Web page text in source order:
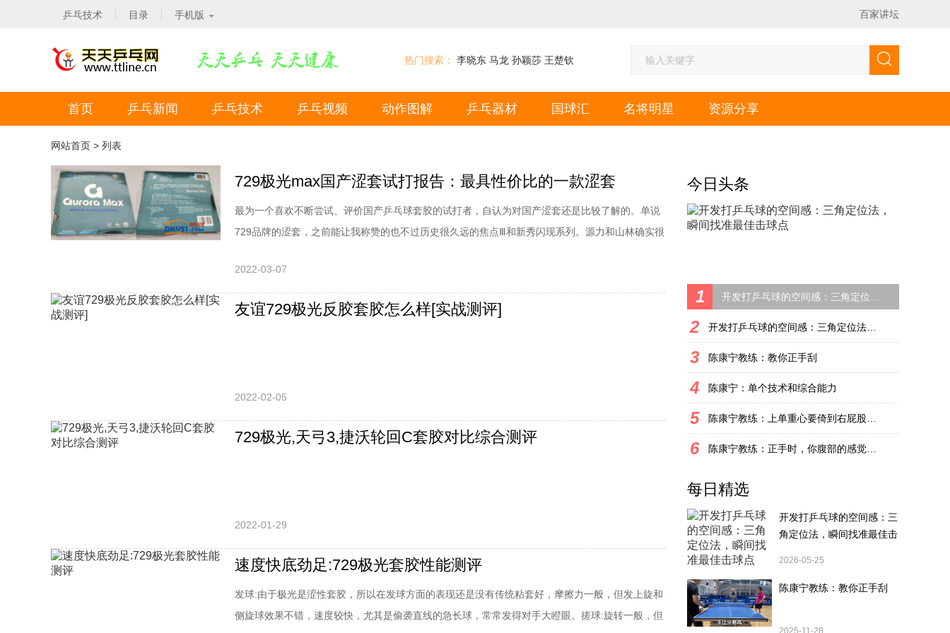
乒乓技术 目录 手机版 百家讲坛
热门搜索： 李晓东 马龙 孙颖莎 王楚钦
首页 乒乓新闻 乒乓技术 乒乓视频 动作图解 乒乓器材 国球汇 名将明星 资源分享
网站首页 > 列表
729极光max国产涩套试打报告：最具性价比的一款涩套
最为一个喜欢不断尝试、评价国产乒乓球套胶的试打者，自认为对国产涩套还是比较了解的。单说
729品牌的涩套，之前能让我称赞的也不过历史很久远的焦点Ⅲ和新秀闪现系列。源力和山林确实很
至于国内其他品牌的涩套，评价就更加一般了。比较意外的是，这次729竟然将极光max与源力、
山林一起上市。因为之前已经打过源力套胶且中了
2022-03-07
友谊729极光反胶套胶怎么样[实战测评]
2022-02-05
729极光,天弓3,捷沃轮回C套胶对比综合测评
2022-01-29
速度快底劲足:729极光套胶性能测评
发球:由于极光是涩性套胶，所以在发球方面的表现还是没有传统粘套好，摩擦力一般，但发上旋和
侧旋球效果不错，速度较快，尤其是偷袭直线的急长球，常常发得对手大瞪眼。搓球:旋转一般，但
今日头条
1
2
3 陈康宁教练：教你正手刮
4 陈康宁：单个技术和综合能力
5
6
每日精选
开发打乒乓球的空间感：三
角定位法，瞬间找准最佳击
2026-05-25
陈康宁教练：教你正手刮
2025-11-28